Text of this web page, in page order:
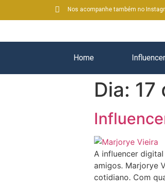
Nos acompanhe também no
Home Influencer
Dia: 17
A influencer
amigos. Marjorye
cotidiano. Com